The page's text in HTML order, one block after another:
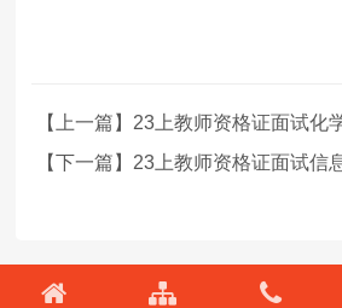
【上一篇】23上教师资格证面试化
【下一篇】23上教师资格证面试信